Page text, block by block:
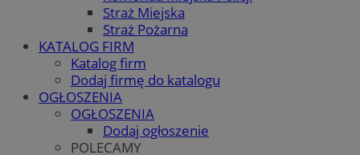
Straż Miejska
Straż Pożarna
KATALOG FIRM
Katalog firm
Dodaj firmę do katalogu
OGŁOSZENIA
OGŁOSZENIA
Dodaj ogłoszenie
POLECAMY